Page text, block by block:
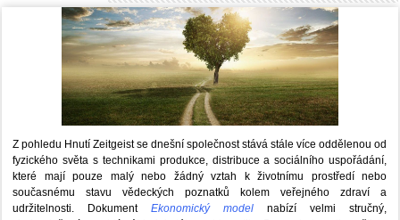
Z pohledu Hnutí Zeitgeist se dnešní společnost stává stále více oddělenou od
fyzického světa s technikami produkce, distribuce a sociálního uspořádání,
které mají pouze malý nebo žádný vztah k životnímu prostředí nebo
současnému stavu vědeckých poznatků kolem veřejného zdraví a
udržitelnosti. DokumentEkonomický model nabízí velmi stručný,